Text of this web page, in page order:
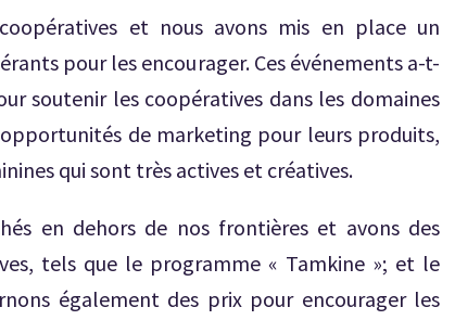
et nous avons mis en place un
pour les encourager. Ces événements a-t-
soutenir les coopératives dans les domaines
de marketing pour leurs produits,
qui sont très actives et créatives.
en dehors de nos frontières et avons des
tels que le programme « Tamkine »; et le
également des prix pour encourager les